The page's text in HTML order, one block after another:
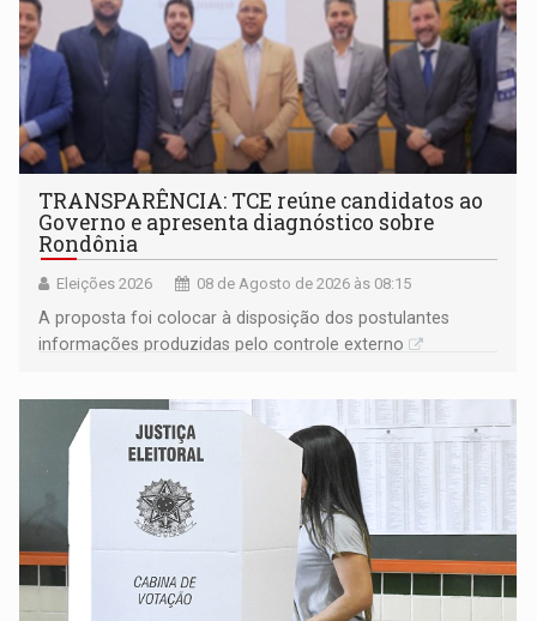
TRANSPARÊNCIA: TCE reúne candidatos ao
Governo e apresenta diagnóstico sobre
Rondônia
Eleições 2026 08 de Agosto de 2026 às 08:15
A proposta foi colocar à disposição dos postulantes
informações produzidas pelo controle externo